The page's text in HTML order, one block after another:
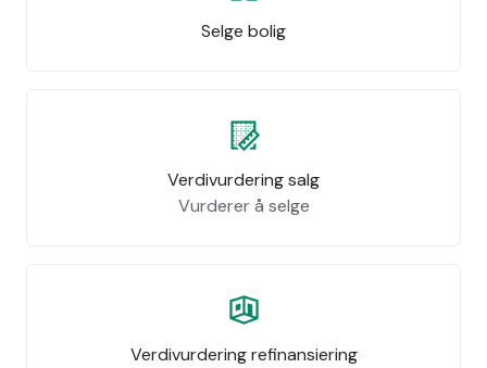
Selge bolig
Verdivurdering salg
Vurderer å selge
Verdivurdering refinansiering